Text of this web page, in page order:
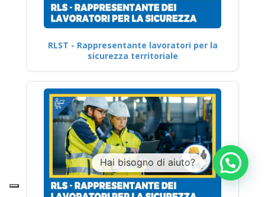
RLST - Rappresentante lavoratori per la
sicurezza territoriale